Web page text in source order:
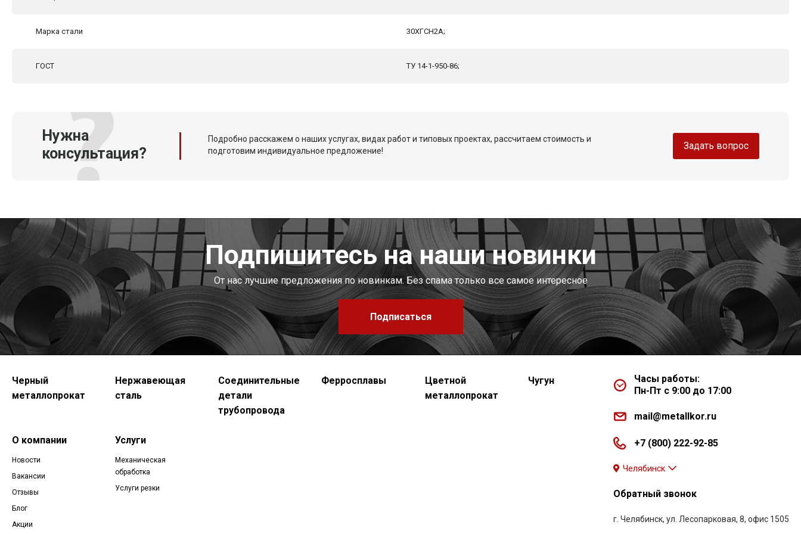
Марка стали 30ХГСН2А;
ГОСТ ТУ 14-1-950-86;
Нужна
консультация?
Подробно расскажем о наших услугах, видах работ и типовых проектах, рассчитаем стоимость и
подготовим индивидуальное предложение!
Задать вопрос
Подпишитесь на наши новинки
От нас лучшие предложения по новинкам. Без спама только все самое интересное
Подписаться
Черный
металлопрокат
Нержавеющая
сталь
Соединительные
детали
трубопровода
Ферросплавы
Цветной
металлопрокат
Чугун
О компании
Новости
Вакансии
Отзывы
Блог
Акции
Услуги
Механическая
обработка
Услуги резки
Часы работы:
Пн-Пт с 9:00 до 17:00
mail@metallkor.ru
+7 (800) 222-92-85
Челябинск
Обратный звонок
г. Челябинск, ул. Лесопарковая, 8, офис 1505